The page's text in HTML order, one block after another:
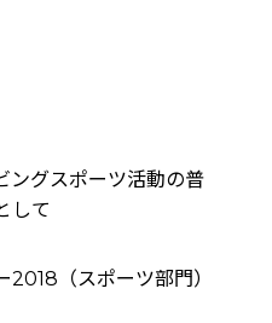
ングスポーツ活動の普
して
2018（スポーツ部門）